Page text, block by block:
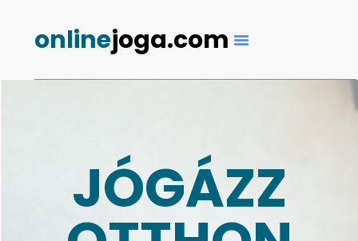
onlinejoga.com
JÓGÁZZ